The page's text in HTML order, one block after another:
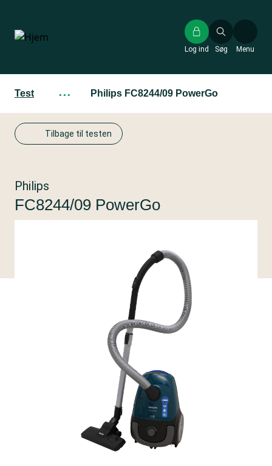
hovedindhold
Søg
Log ind Menu
Test ··· Philips FC8244/09 PowerGo
Tilbage til testen
Philips
FC8244/09 PowerGo